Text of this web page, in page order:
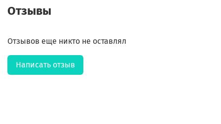
Отзывы
Отзывов еще никто не оставлял
Написать отзыв